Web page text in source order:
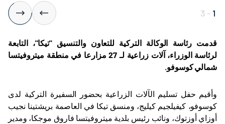
1
-
3
قدمت رئاسة الوكالة التركية للتعاون والتنسيق "تيكا"، التابعة
لرئاسة الوزراء، آلات زراعية لـ 27 مزارعا في منطقة ميتروفيتسا
شمالي كوسوفو
وأقيم حفل تسليم الآلات الزراعية بحضور السفيرة التركية لدى
كوسوفو، كيفيلجيم كيليج، ومنسق تيكا في العاصمة بريشتينا نجيب
أوزاي أوزتوك، ونائب رئيس بلدية ميتروفيتسا فاروق موجكا، ومدير